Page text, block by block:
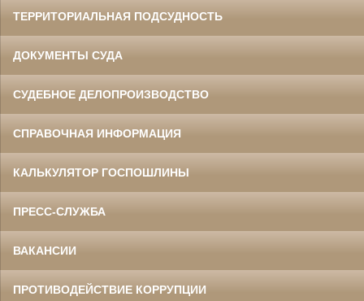
ТЕРРИТОРИАЛЬНАЯ ПОДСУДНОСТЬ
ДОКУМЕНТЫ СУДА
СУДЕБНОЕ ДЕЛОПРОИЗВОДСТВО
СПРАВОЧНАЯ ИНФОРМАЦИЯ
КАЛЬКУЛЯТОР ГОСПОШЛИНЫ
ПРЕСС-СЛУЖБА
ВАКАНСИИ
ПРОТИВОДЕЙСТВИЕ КОРРУПЦИИ